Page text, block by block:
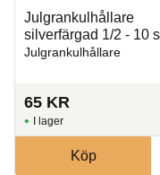
Julgrankulhållare
silverfärgad 1/2 - 10
Julgrankulhållare
65 KR
I lager
Köp